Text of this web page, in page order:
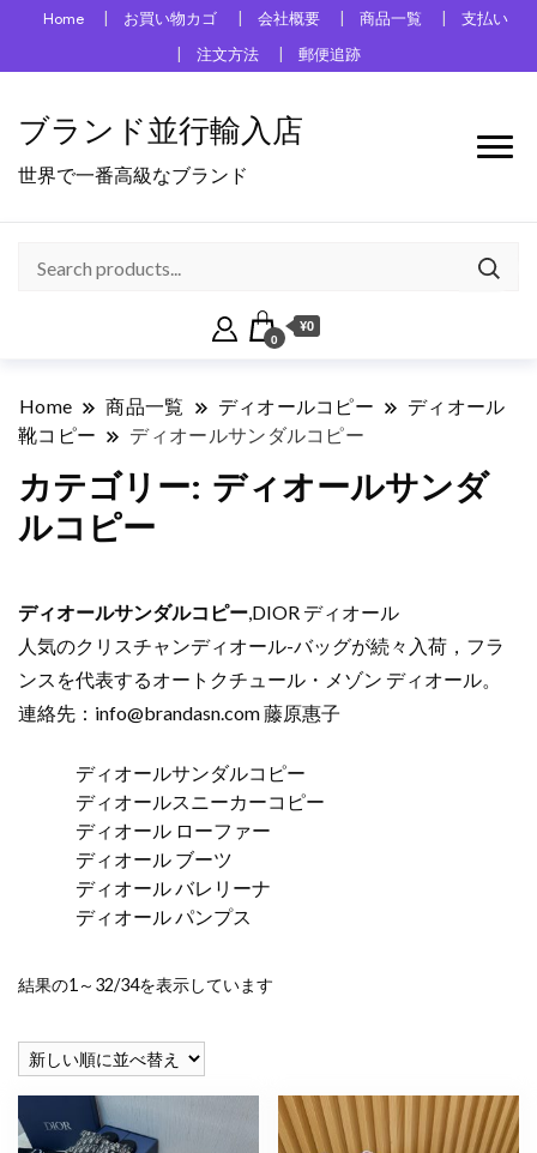
Home お買い物カゴ 会社概要 商品一覧
支払い
注文方法
郵便追跡
ブランド並行輸入店
世界で一番高級なブランド
0
¥0
Home 商品一覧 ディオールコピー
ディオール
靴コピー
ディオールサンダルコピー
カテゴリー: ディオールサンダ
ルコピー
ディオールサンダルコピー,DIOR ディオール
人気のクリスチャンディオール-バッグが続々入荷，フラ
ンスを代表するオートクチュール・メゾン ディオール。
連絡先： info@brandasn.com藤原惠子
ディオールサンダルコピー
ディオールスニーカーコピー
ディオール ローファー
ディオール ブーツ
ディオール バレリーナ
ディオール パンプス
結果の1～32/34を表示しています